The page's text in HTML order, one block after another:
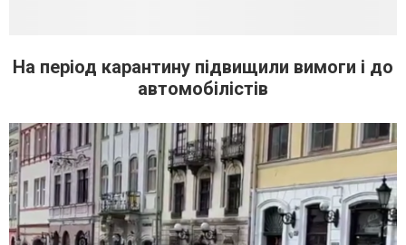
На період карантину підвищили вимоги і до
автомобілістів